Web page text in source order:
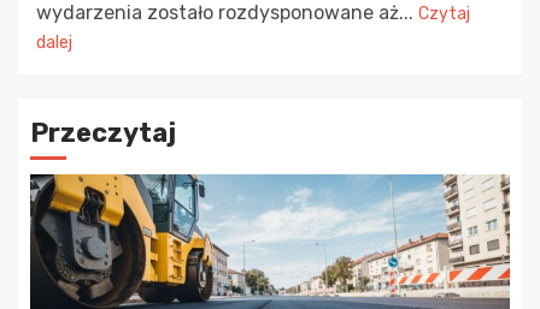
wydarzenia zostało rozdysponowane aż... Czytaj
dalej
Przeczytaj